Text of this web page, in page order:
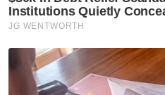
Antara pencapaiannya
membuat langkah yang
pihak, apabila
rata kepada semua 59